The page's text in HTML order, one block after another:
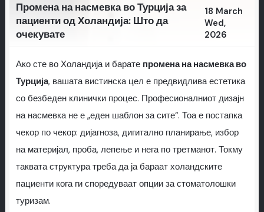
Промена на насмевка во Турција за
пациенти од Холандија: Што да
очекувате
18 March
Wed,
2026
Ако сте во Холандија и барате промена на насмевка во
Турција, вашата вистинска цел е предвидлива естетика
со безбеден клинички процес. Професионалниот дизајн
на насмевка не е „еден шаблон за сите“. Тоа е постапка
чекор по чекор: дијагноза, дигитално планирање, избор
на материјал, проба, лепење и нега по третманот. Токму
таквата структура треба да ја бараат холандските
пациенти кога ги споредуваат опции за стоматолошки
туризам.